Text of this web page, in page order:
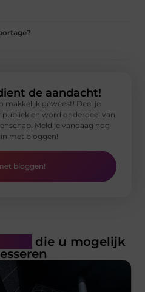
de aandacht!
makkelijk geweest! Deel je
en word onderdeel van
Meld je vandaag nog
met bloggen!
bloggen!
die u mogelijk